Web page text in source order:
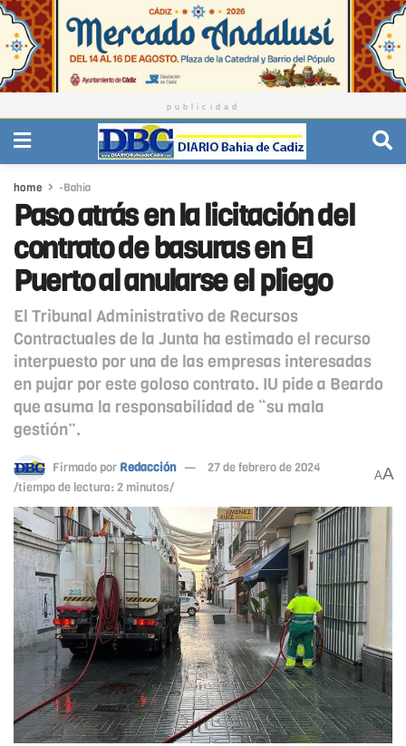
publicidad
home -Bahía
Paso atrás en la licitación del
contrato de basuras en El
Puerto al anularse el pliego
El Tribunal Administrativo de Recursos
Contractuales de la Junta ha estimado el recurso
interpuesto por una de las empresas interesadas
en pujar por este goloso contrato. IU pide a Beardo
que asuma la responsabilidad de “su mala
gestión”.
Firmado por Redacción
27 de febrero de 2024
/tiempo de lectura: 2 minutos/
AA